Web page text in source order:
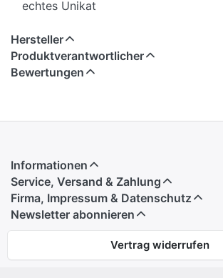
echtes Unikat
Hersteller
Produktverantwortlicher
Bewertungen
Informationen
Service, Versand & Zahlung
Firma, Impressum & Datenschutz
Newsletter abonnieren
Vertrag widerrufen